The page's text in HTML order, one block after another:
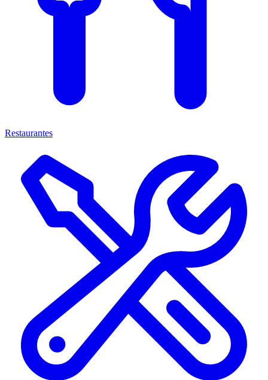
Restaurantes